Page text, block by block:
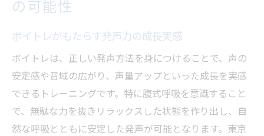
の可能性
ボイトレがもたらす発声力の成長実感
ボイトレは、正しい発声方法を身につけることで、声の
安定感や音域の広がり、声量アップといった成長を実感
できるトレーニングです。特に腹式呼吸を意識すること
で、無駄な力を抜きリラックスした状態を作り出し、自
然な呼吸とともに安定した発声が可能となります。東京